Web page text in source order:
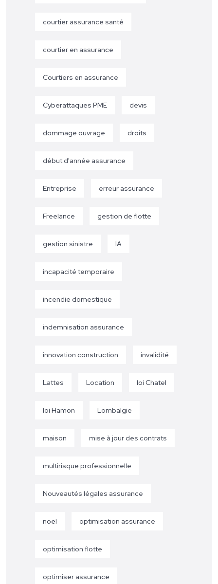
courtier assurance santé
courtier en assurance
Courtiers en assurance
Cyberattaques PME devis
dommage ouvrage droits
début d'année assurance
Entreprise erreur assurance
Freelance gestion de flotte
gestion sinistre IA
incapacité temporaire
incendie domestique
indemnisation assurance
innovation construction invalidité
Lattes Location loi Chatel
loi Hamon Lombalgie
maison mise à jour des contrats
multirisque professionnelle
Nouveautés légales assurance
noël optimisation assurance
optimisation flotte
optimiser assurance